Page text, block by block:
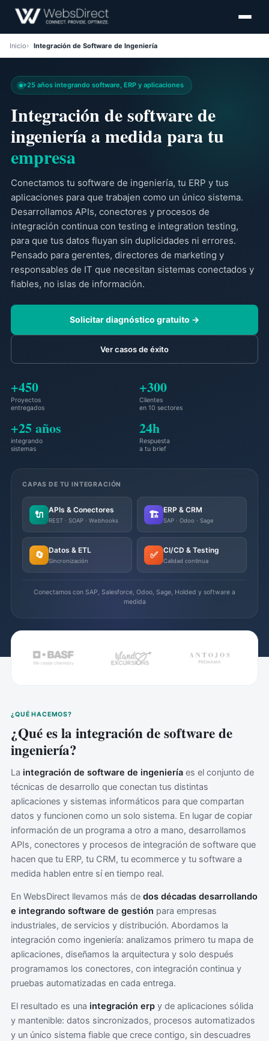
Inicio Integración de Software de Ingeniería
+25 años integrando software, ERP y aplicaciones
Integración de software de
ingeniería a medida para tu
empresa
Conectamos tu software de ingeniería, tu ERP y tus
aplicaciones para que trabajen como un único sistema.
Desarrollamos APIs, conectores y procesos de
integración continua con testing e integration testing,
para que tus datos fluyan sin duplicidades ni errores.
Pensado para gerentes, directores de marketing y
responsables de IT que necesitan sistemas conectados y
fiables, no islas de información.
Solicitar diagnóstico gratuito →
Ver casos de éxito
+450
Proyectos
entregados
+300
Clientes
en 10 sectores
+25 años
integrando
sistemas
24h
Respuesta
a tu brief
CAPAS DE TU INTEGRACIÓN
🔌 APIs & Conectores
REST · SOAP · Webhooks
🏗️ ERP & CRM
SAP · Odoo · Sage
🔄 Datos & ETL
Sincronización
✅ CI/CD & Testing
Calidad continua
Conectamos con SAP, Salesforce, Odoo, Sage, Holded y software a
medida
¿QUÉ HACEMOS?
¿Qué es la integración de software de
ingeniería?
La integración de software de ingeniería es el conjunto de
técnicas de desarrollo que conectan tus distintas
aplicaciones y sistemas informáticos para que compartan
datos y funcionen como un solo sistema. En lugar de copiar
información de un programa a otro a mano, desarrollamos
APIs, conectores y procesos de integración de software que
hacen que tu ERP, tu CRM, tu ecommerce y tu software a
medida hablen entre sí en tiempo real.
En WebsDirect llevamos más de dos décadas desarrollando
e integrando software de gestión para empresas
industriales, de servicios y distribución. Abordamos la
integración como ingeniería: analizamos primero tu mapa de
aplicaciones, diseñamos la arquitectura y solo después
programamos los conectores, con integración continua y
pruebas automatizadas en cada entrega.
El resultado es una integración erp y de aplicaciones sólida
y mantenible: datos sincronizados, procesos automatizados
y un único sistema fiable que crece contigo, sin descuadres